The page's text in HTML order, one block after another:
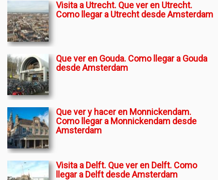
Visita a Utrecht. Que ver en Utrecht.
Como llegar a Utrecht desde Amsterdam
Que ver en Gouda. Como llegar a Gouda
desde Amsterdam
Que ver y hacer en Monnickendam.
Como llegar a Monnickendam desde
Amsterdam
Visita a Delft. Que ver en Delft. Como
llegar a Delft desde Amsterdam